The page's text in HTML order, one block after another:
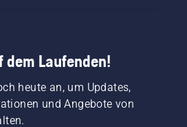
dem Laufenden!
heute an, um Updates,
und Angebote von